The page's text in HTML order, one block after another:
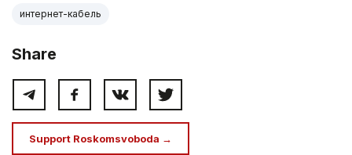
интернет-кабель
Share
Support Roskomsvoboda →